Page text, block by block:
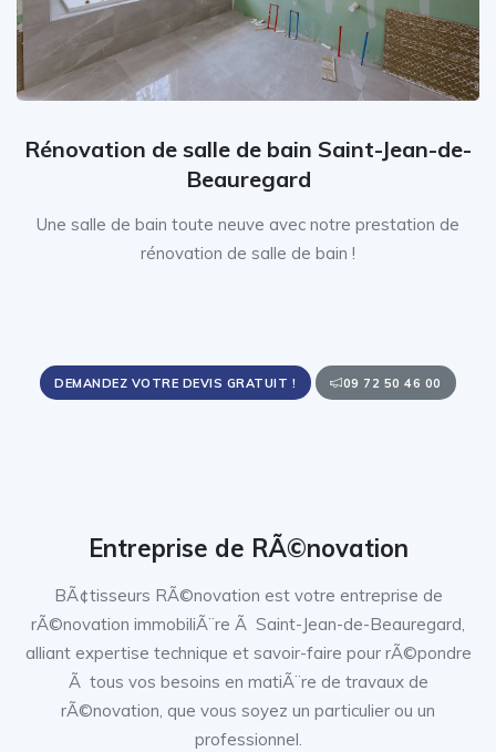
Rénovation de salle de bain Saint-Jean-de-
Beauregard
Une salle de bain toute neuve avec notre prestation de
rénovation de salle de bain !
DEMANDEZ VOTRE DEVIS GRATUIT ! 09 72 50 46 00
Entreprise de RÃ©novation
BÃ¢tisseurs RÃ©novation est votre entreprise de
rÃ©novation immobiliÃ¨re Ã Saint-Jean-de-Beauregard,
alliant expertise technique et savoir-faire pour rÃ©pondre
Ã tous vos besoins en matiÃ¨re de travaux de
rÃ©novation, que vous soyez un particulier ou un
professionnel.